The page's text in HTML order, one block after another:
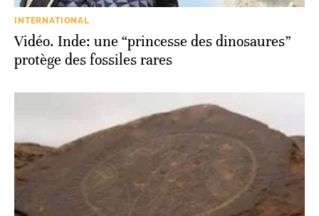
INTERNATIONAL
Vidéo. Inde: une “princesse des dinosaures”
protège des fossiles rares